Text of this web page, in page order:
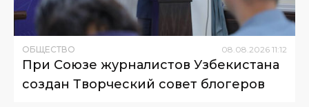
ОБЩЕСТВО 08 08 2026 11:12
При Союзе журналистов Узбекистана
создан Творческий совет блогеров